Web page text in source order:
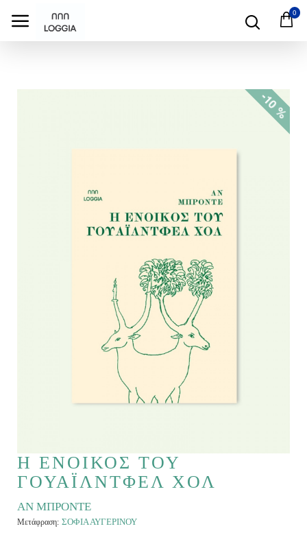
0
-10 %
Η ΕΝΟΙΚΟΣ ΤΟΥ
ΓΟΥΑΪΛΝΤΦΕΛ ΧΟΛ
ΑΝ ΜΠΡΟΝΤΕ
Μετάφραση: ΣΟΦΙΑ ΑΥΓΕΡΙΝΟΥ